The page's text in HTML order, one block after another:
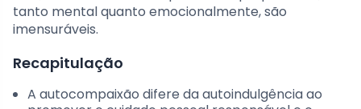
tanto mental quanto emocionalmente, são
imensuráveis.
Recapitulação
A autocompaixão difere da autoindulgência ao